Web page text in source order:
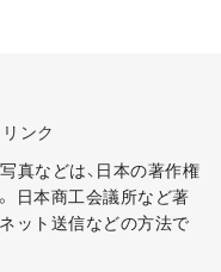
リンク
真などは、日本の著作権
日本商工会議所など著
ット送信などの方法で